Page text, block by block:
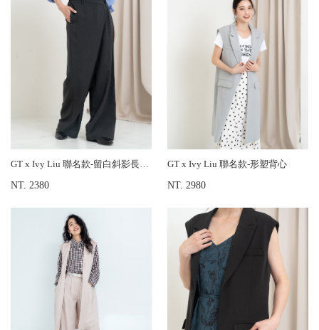
NT. 2380
GT x Ivy Liu 聯名款-形塑背心
NT. 2980